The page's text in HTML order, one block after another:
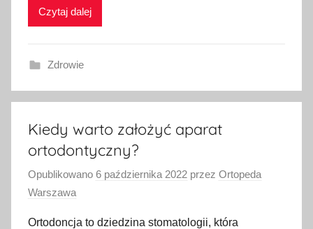
Czytaj dalej
Zdrowie
Kiedy warto założyć aparat
ortodontyczny?
Opublikowano 6 października 2022 przez Ortopeda
Warszawa
Ortodoncja to dziedzina stomatologii, która